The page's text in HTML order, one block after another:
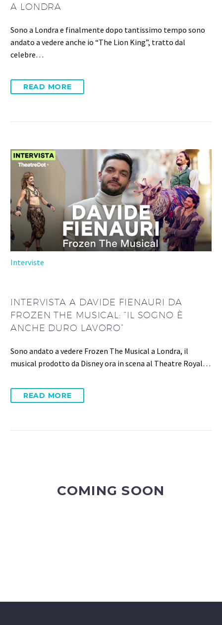
A LONDRA
Sono a Londra e finalmente dopo tantissimo tempo sono
andato a vedere anche io “The Lion King”, tratto dal
celebre…
READ MORE
Interviste
INTERVISTA A DAVIDE FIENAURI DA
FROZEN THE MUSICAL: “IL SOGNO È
ANCHE DURO LAVORO”
Sono andato a vedere Frozen The Musical a Londra, il
musical prodotto da Disney ora in scena al Theatre Royal…
READ MORE
COMING SOON